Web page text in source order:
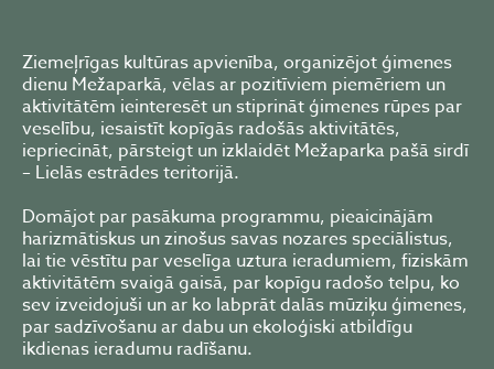
Ziemeļrīgas kultūras apvienība, organizējot ģimenes
dienu Mežaparkā, vēlas ar pozitīviem piemēriem un
aktivitātēm ieinteresēt un stiprināt ģimenes rūpes par
veselību, iesaistīt kopīgās radošās aktivitātēs,
iepriecināt, pārsteigt un izklaidēt Mežaparka pašā sirdī
– Lielās estrādes teritorijā.
Domājot par pasākuma programmu, pieaicinājām
harizmātiskus un zinošus savas nozares speciālistus,
lai tie vēstītu par veselīga uztura ieradumiem, fiziskām
aktivitātēm svaigā gaisā, par kopīgu radošo telpu, ko
sev izveidojuši un ar ko labprāt dalās mūziķu ģimenes,
par sadzīvošanu ar dabu un ekoloģiski atbildīgu
ikdienas ieradumu radīšanu.